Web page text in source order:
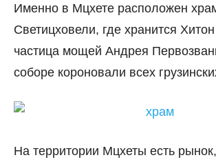
Именно в Мцхете расположен
Светицховели, где хранится
частица мощей Андрея
соборе короновали всех
На территории Мцхеты есть